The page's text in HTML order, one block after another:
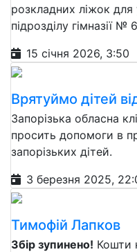
розкладних ліжок
підрозділу гімназії
15 січня 2026, 3:50
Врятуймо дітей
Запорізька обласна
просить допомоги в
запорізьких дітей.
3 березня 2025,
Тимофій Лапков
Збір зупинено! Кошти